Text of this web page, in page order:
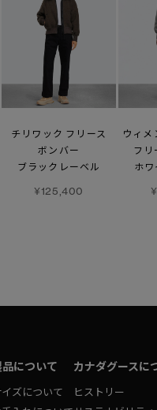
チリワック フリース
ボンバー
ブラックレーベル
¥125,400
ウィメ
フリ
ホワ
品について
イズについて
カナダグースに
ヒストリー